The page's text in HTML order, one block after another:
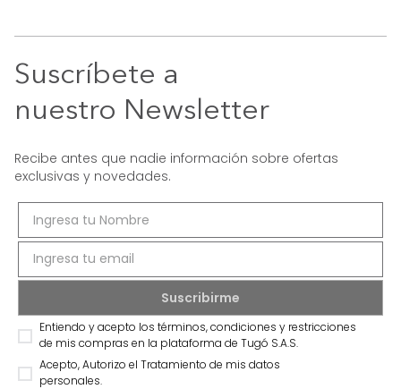
Suscríbete a
nuestro Newsletter
Recibe antes que nadie información sobre ofertas
exclusivas y novedades.
Entiendo y acepto los términos, condiciones y restricciones
de mis compras en la plataforma de Tugó S.A.S.
Acepto, Autorizo el Tratamiento de mis datos
personales.